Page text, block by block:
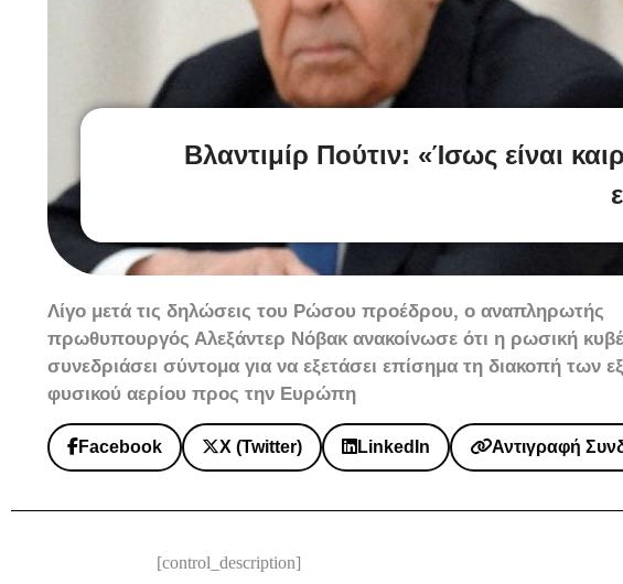
Βλαντιμίρ Πούτιν: «Ίσως είναι
Λίγο μετά τις δηλώσεις του Ρώσου προέδρου, ο αναπληρωτής
πρωθυπουργός Αλεξάντερ Νόβακ ανακοίνωσε ότι η ρωσική
συνεδριάσει σύντομα για να εξετάσει επίσημα τη διακοπή των
φυσικού αερίου προς την Ευρώπη
Facebook X (Twitter) LinkedIn Αντιγραφή
[control_description]